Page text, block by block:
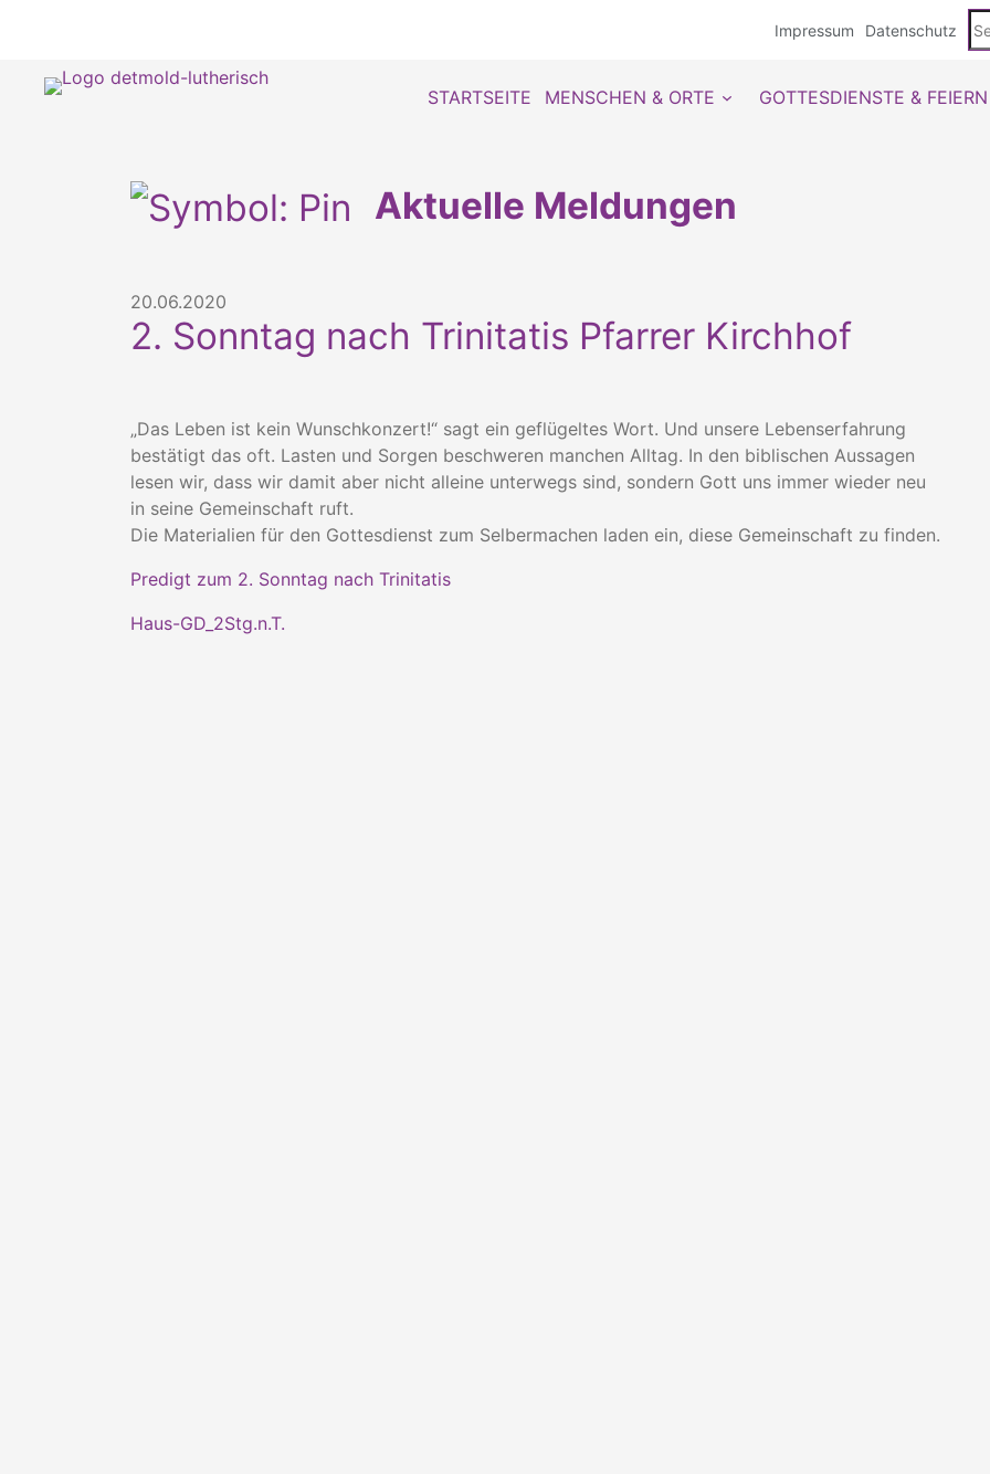
Impressum Datenschutz
STARTSEITE MENSCHEN & ORTE GOTTESDIENSTE & FEIERN
Aktuelle Meldungen
20.06.2020
2. Sonntag nach Trinitatis Pfarrer Kirchhof
„Das Leben ist kein Wunschkonzert!“ sagt ein geflügeltes Wort. Und unsere Lebenserfahrung
bestätigt das oft. Lasten und Sorgen beschweren manchen Alltag. In den biblischen Aussagen
lesen wir, dass wir damit aber nicht alleine unterwegs sind, sondern Gott uns immer wieder neu
in seine Gemeinschaft ruft.
Die Materialien für den Gottesdienst zum Selbermachen laden ein, diese Gemeinschaft zu finden.
Predigt zum 2. Sonntag nach Trinitatis
Haus-GD_2Stg.n.T.